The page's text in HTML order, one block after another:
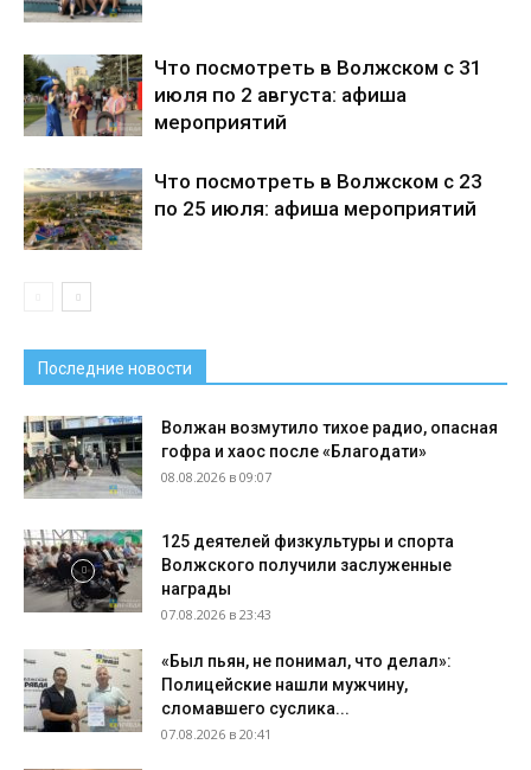
Что посмотреть в Волжском с 31
июля по 2 августа: афиша
мероприятий
Что посмотреть в Волжском с 23
по 25 июля: афиша мероприятий
Последние новости
Волжан возмутило тихое радио, опасная
гофра и хаос после «Благодати»
08.08.2026 в 09:07
125 деятелей физкультуры и спорта
Волжского получили заслуженные
награды
07.08.2026 в 23:43
«Был пьян, не понимал, что делал»:
Полицейские нашли мужчину,
сломавшего суслика...
07.08.2026 в 20:41